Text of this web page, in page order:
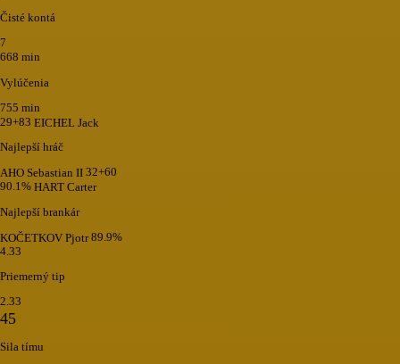
Čisté kontá
7
668 min
Vylúčenia
755 min
29+83 EICHEL Jack
Najlepší hráč
AHO Sebastian II 32+60
90.1% HART Carter
Najlepší brankár
KOČETKOV Pjotr89.9%
4.33
Priemerný tip
2.33
45
Sila tímu